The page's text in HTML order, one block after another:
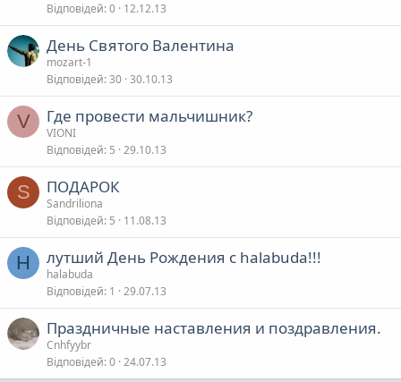
Відповідей 0 12.12.13
День Святого Валентина
mozart-1
Відповідей 30 30.10.13
V Где провести мальчишник?
VIONI
Відповідей 5 29.10.13
S ПОДАРОК
Sandriliona
Відповідей 5 11.08.13
H лутший День Рождения с halabuda!!!
halabuda
Відповідей 1 29.07.13
Праздничные наставления и поздравления.
Cnhfyybr
Відповідей 0 24.07.13